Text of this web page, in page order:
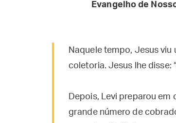
Evangelho de
Naquele tempo, Jesus
coletoria. Jesus lhe disse:
Depois, Levi preparou em
grande número de